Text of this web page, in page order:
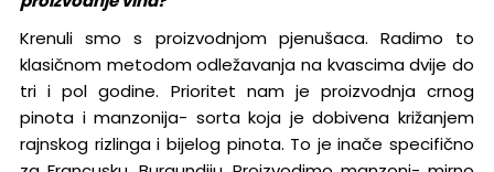
Krenuli smo s proizvodnjom pjenušaca. Radimo to
klasičnom metodom odležavanja na kvascima dvije do
tri i pol godine. Prioritet nam je proizvodnja crnog
pinota i manzonija- sorta koja je dobivena križanjem
rajnskog rizlinga i bijelog pinota. To je inače specifično